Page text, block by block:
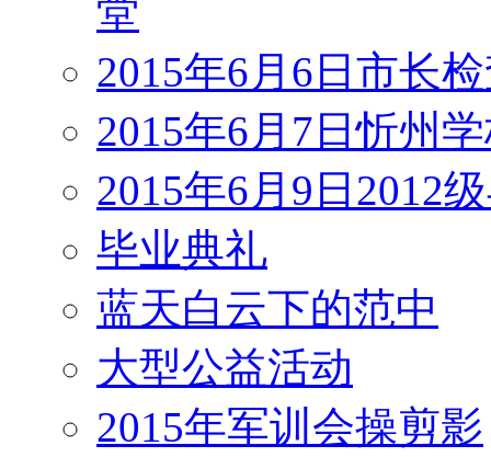
堂
2015年6月6日市长
2015年6月7日忻州
2015年6月9日2012
毕业典礼
蓝天白云下的范中
大型公益活动
2015年军训会操剪影